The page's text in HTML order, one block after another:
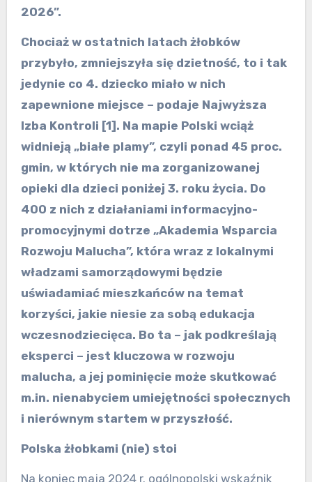
2026”.
Chociaż w ostatnich latach żłobków
przybyło, zmniejszyła się dzietność, to i tak
jedynie co 4. dziecko miało w nich
zapewnione miejsce – podaje Najwyższa
Izba Kontroli [1]. Na mapie Polski wciąż
widnieją „białe plamy”, czyli ponad 45 proc.
gmin, w których nie ma zorganizowanej
opieki dla dzieci poniżej 3. roku życia. Do
400 z nich z działaniami informacyjno-
promocyjnymi dotrze „Akademia Wsparcia
Rozwoju Malucha”, która wraz z lokalnymi
władzami samorządowymi będzie
uświadamiać mieszkańców na temat
korzyści, jakie niesie za sobą edukacja
wczesnodziecięca. Bo ta – jak podkreślają
eksperci – jest kluczowa w rozwoju
malucha, a jej pominięcie może skutkować
m.in. nienabyciem umiejętności społecznych
i nierównym startem w przyszłość.
Polska żłobkami (nie) stoi
Na koniec maja 2024 r. ogólnopolski wskaźnik